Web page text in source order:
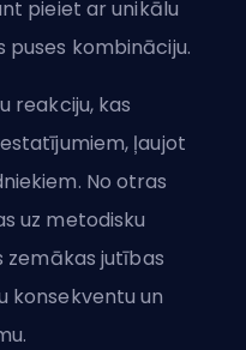
pieiet ar unikālu
kombināciju.
reakciju, kas
ļaujot
No otras
uz metodisku
zemākas jutības
konsekventu un